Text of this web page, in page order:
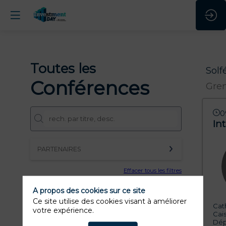
Toutes les
Conférences
PARTENAIRES
Effacer tous les filtres
A propos des cookies sur ce site
Ce site utilise des cookies visant à améliorer
votre expérience.